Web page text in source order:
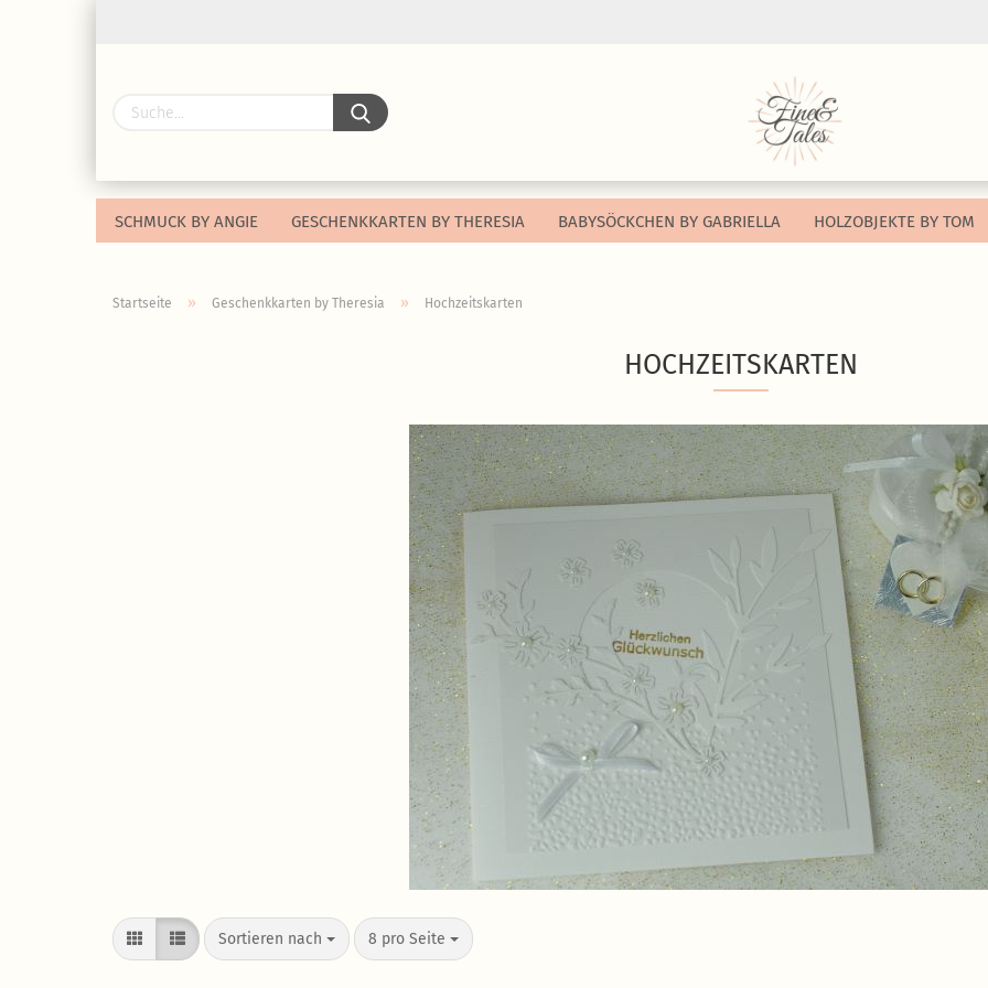
Lieferland
SCHMUCK BY ANGIE GESCHENKKARTEN BY THERESIA BABYSÖCKCHEN BY GABRIELLA HOLZOBJEKTE BY TOM
Startseite » Geschenkkarten by Theresia » Hochzeitskarten
HOCHZEITSKARTEN
Sortieren nach 8 pro Seite